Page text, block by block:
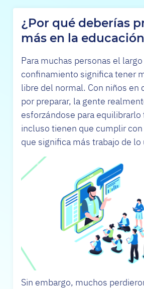
¿Por qué deberías
más en la
Para muchas personas el
confinamiento significa tener
libre del normal. Con niños en
por preparar, la gente
esforzándose para equilibrarlo
incluso tienen que cumplir
que significa más trabajo de lo
Sin embargo, muchos